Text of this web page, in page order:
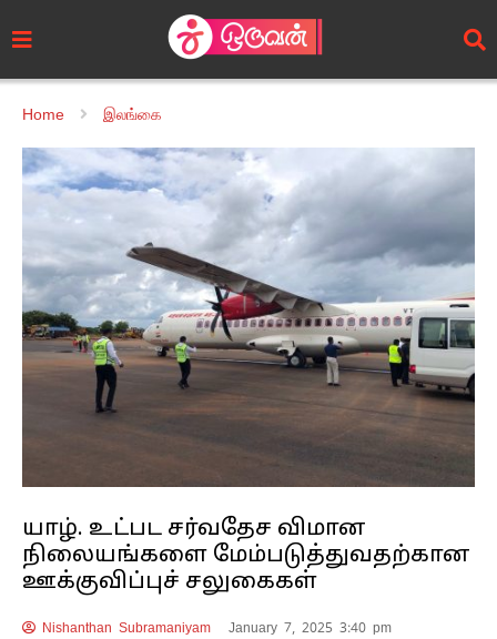
Home இலங்கை
யாழ். உட்பட சர்வதேச விமான
நிலையங்களை மேம்படுத்துவதற்கான
ஊக்குவிப்புச் சலுகைகள்
Nishanthan Subramaniyam January 7, 2025 3:40 pm